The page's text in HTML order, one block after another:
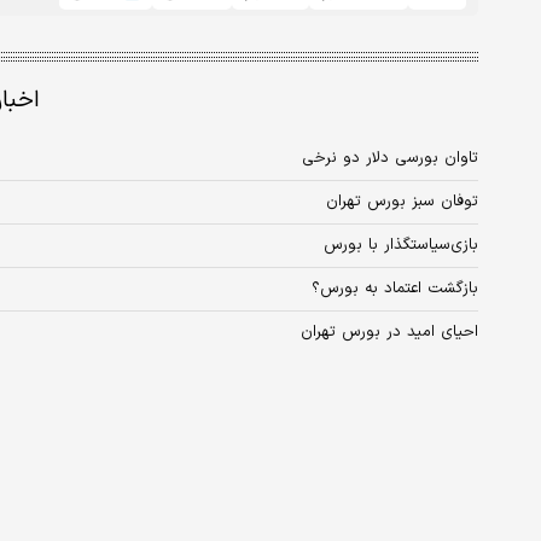
تاوان بورسی دلار دو نرخی
توفان سبز بورس تهران
بازی‌سیاستگذار با بورس
بازگشت اعتماد به بورس؟
احیای امید در بورس تهران